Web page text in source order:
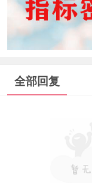
全部回复